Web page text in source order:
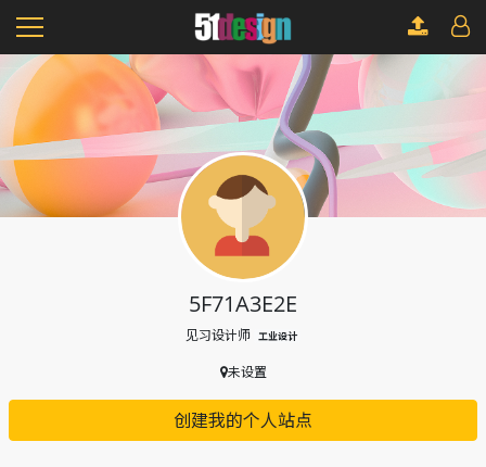
5F71A3E2E
见习设计师 工业设计
未设置
创建我的个人站点